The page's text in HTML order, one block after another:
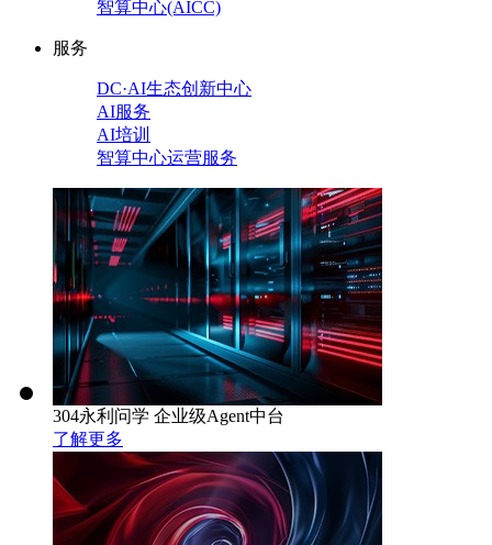
智算中心(AICC)
服务
DC·AI生态创新中心
AI服务
AI培训
智算中心运营服务
304永利问学 企业级Agent中台
了解更多